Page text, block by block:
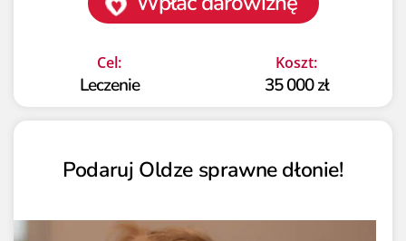
Cel:
Leczenie
Koszt:
35 000 zł
Podaruj Oldze sprawne dłonie!